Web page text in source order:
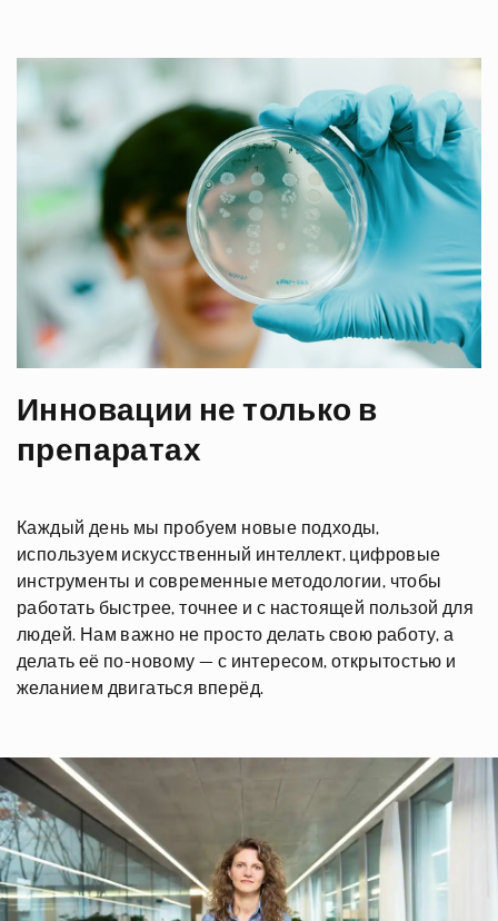
Инновации не только в
препаратах
Каждый день мы пробуем новые подходы,
используем искусственный интеллект, цифровые
инструменты и современные методологии, чтобы
работать быстрее, точнее и с настоящей пользой для
людей. Нам важно не просто делать свою работу, а
делать её по-новому — с интересом, открытостью и
желанием двигаться вперёд.